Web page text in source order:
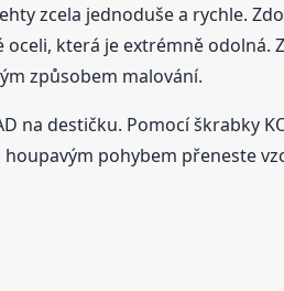
zcela jednoduše a rychle.
která je extrémně odolná.
způsobem malování.
na destičku. Pomocí škrabky
houpavým pohybem přeneste